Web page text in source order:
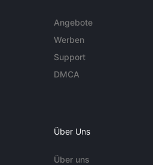
Angebote
Werben
Support
DMCA
Über Uns
Über uns